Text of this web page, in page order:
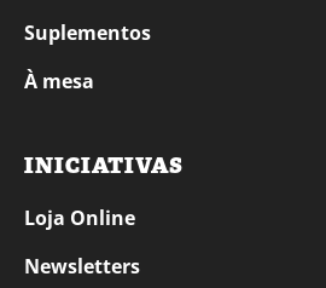
Suplementos
À mesa
INICIATIVAS
Loja Online
Newsletters